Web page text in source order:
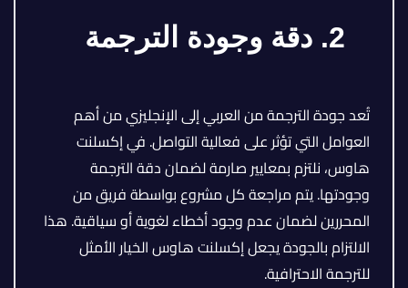
تُعد جودة الترجمة من العربي إلى الإنجليزي من أهم
العوامل التي تؤثر على فعالية التواصل. في إكسلنت
هاوس، نلتزم بمعايير صارمة لضمان دقة الترجمة
وجودتها. يتم مراجعة كل مشروع بواسطة فريق من
المحررين لضمان عدم وجود أخطاء لغوية أو سياقية. هذا
الالتزام بالجودة يجعل إكسلنت هاوس الخيار الأمثل
للترجمة الاحترافية.